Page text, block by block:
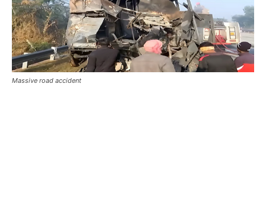
Massive road accident